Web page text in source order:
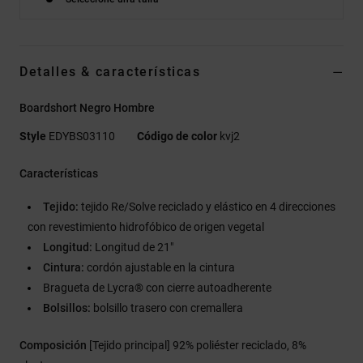
Detalles & características
Boardshort Negro Hombre
Style EDYBS03110 Código de color kvj2
Características
Tejido: tejido Re/Solve reciclado y elástico en 4 direcciones
con revestimiento hidrofóbico de origen vegetal
Longitud: Longitud de 21"
Cintura: cordón ajustable en la cintura
Bragueta de Lycra® con cierre autoadherente
Bolsillos: bolsillo trasero con cremallera
Composición [Tejido principal] 92% poliéster reciclado, 8%